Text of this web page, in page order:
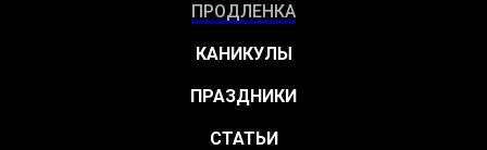
ПРОДЛЕНКА
КАНИКУЛЫ
ПРАЗДНИКИ
СТАТЬИ